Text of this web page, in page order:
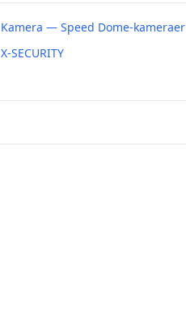
Kamera — Speed Dome-kameraer
X-SECURITY